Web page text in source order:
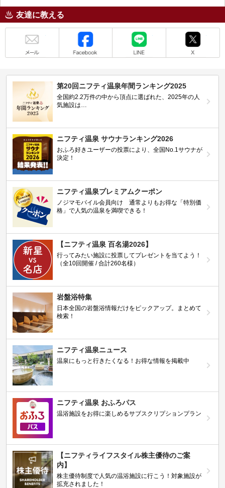
友達に教える
第20回ニフティ温泉年間ランキング2025
全国約2.2万件の中から頂点に選ばれた、2025年の人
気施設は…
ニフティ温泉 サウナランキング2026
おふろ好きユーザーの投票により、全国No.1サウナが
決定！
ニフティ温泉プレミアムクーポン
ノジマモバイル会員向け 通常よりもお得な「特別価
格」で人気の温泉を満喫できる！
【ニフティ温泉 百名湯2026】
行ってみたい施設に投票してプレゼントを当てよう！
（全10回開催 / 合計260名様）
岩盤浴特集
日本全国の岩盤浴情報だけをピックアップ。まとめて
検索！
ニフティ温泉ニュース
温泉にもっと行きたくなる！お得な情報を掲載中
ニフティ温泉 おふろパス
温浴施設をお得に楽しめるサブスクリプションプラン
【ニフティライフスタイル株主優待のご案
内】
株主優待制度で人気の温浴施設に行こう！対象施設が
拡充されました！